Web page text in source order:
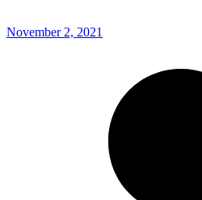
November 2, 2021